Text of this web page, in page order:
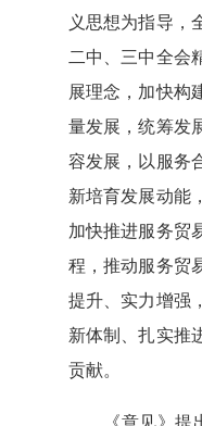
义思想为指导，
二中、三中全会
展理念，加快构
量发展，统筹发
容发展，以服务
新培育发展动能
加快推进服务贸
程，推动服务贸
提升、实力增强
新体制、扎实推
贡献。
《意见》